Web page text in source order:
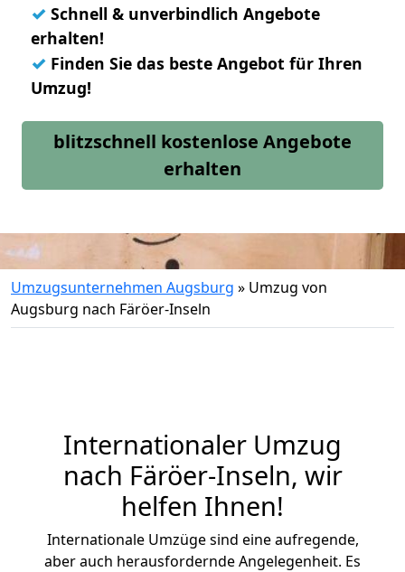
✓ Schnell & unverbindlich Angebote
erhalten!
✓ Finden Sie das beste Angebot für Ihren
Umzug!
blitzschnell kostenlose Angebote
erhalten
Umzugsunternehmen Augsburg » Umzug von
Augsburg nach Färöer-Inseln
Internationaler Umzug
nach Färöer-Inseln, wir
helfen Ihnen!
Internationale Umzüge sind eine aufregende,
aber auch herausfordernde Angelegenheit. Es